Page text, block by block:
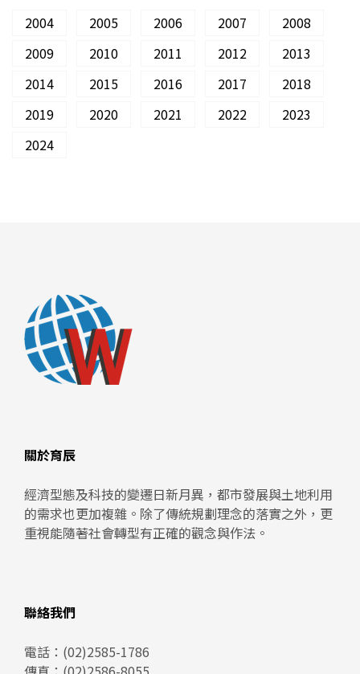
2004
2005 2006 2007
2008
2009
2010 2011 2012
2013
2014
2015 2016 2017
2018
2019
2020 2021 2022
2023
2024
關於育辰
經濟型態及科技的變遷日新月異，都市發展與土地利用
的需求也更加複雜。除了傳統規劃理念的落實之外，更
重視能隨著社會轉型有正確的觀念與作法。
聯絡我們
電話： (02)2585-1786